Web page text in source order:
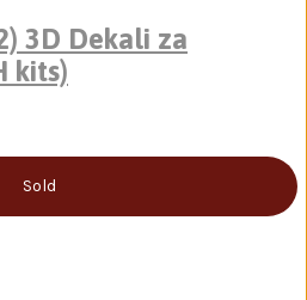
3D Dekali za
kits)
Sold